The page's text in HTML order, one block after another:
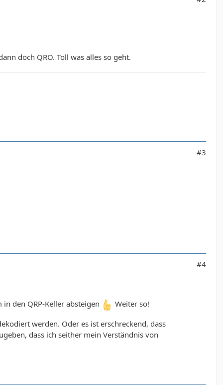
doch QRO. Toll was alles so geht.
#3
#4
den QRP-Keller absteigen
Weiter so!
werden. Oder es ist erschreckend, dass
dass ich seither mein Verständnis von